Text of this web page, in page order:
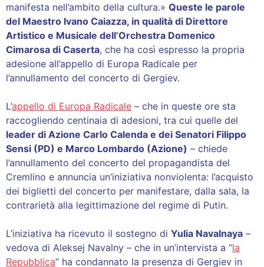
manifesta nell’ambito della cultura.» Queste le parole
del Maestro Ivano Caiazza, in qualità di Direttore
Artistico e Musicale dell’Orchestra Domenico
Cimarosa di Caserta, che ha così espresso la propria
adesione all’appello di Europa Radicale per
l’annullamento del concerto di Gergiev.
L’appello di Europa Radicale – che in queste ore sta
raccogliendo centinaia di adesioni, tra cui quelle del
leader di Azione Carlo Calenda e dei Senatori Filippo
Sensi (PD) e Marco Lombardo (Azione) – chiede
l’annullamento del concerto del propagandista del
Cremlino e annuncia un’iniziativa nonviolenta: l’acquisto
dei biglietti del concerto per manifestare, dalla sala, la
contrarietà alla legittimazione del regime di Putin.
L’iniziativa ha ricevuto il sostegno di Yulia Navalnaya –
vedova di Aleksej Navalny – che in un’intervista a “la
Repubblica” ha condannato la presenza di Gergiev in